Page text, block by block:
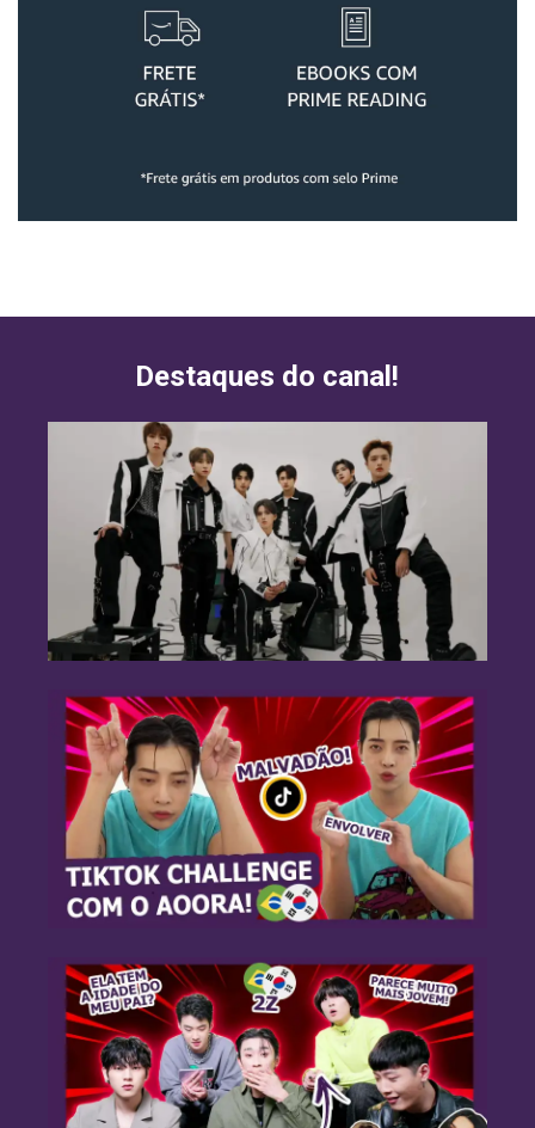
Destaques do canal!